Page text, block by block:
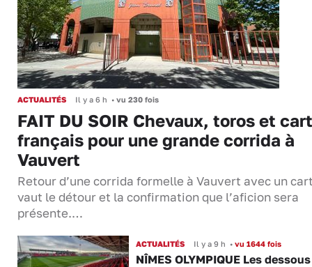
ACTUALITÉS Il y a 6 h • vu 230 fois
FAIT DU SOIR Chevaux, toros et
français pour une grande corrida à
Vauvert
Retour d’une corrida formelle à Vauvert avec un
vaut le détour et la confirmation que l’aficion sera
présente.…
ACTUALITÉS Il y a 9 h •vu 1644 fois
NÎMES OLYMPIQUE Les